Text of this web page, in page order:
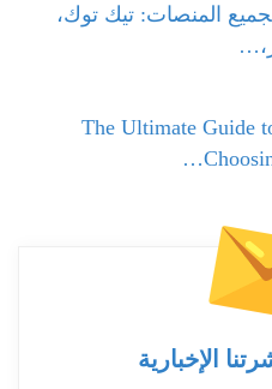
المنصات: تيك توك،
The Ultimate Guide
الإخبارية